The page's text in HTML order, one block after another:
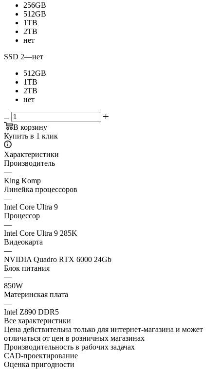
256GB
512GB
1TB
2TB
нет
SSD 2—нет
512GB
1TB
2TB
нет
В корзину
Купить в 1 клик
Характеристики
Производитель
—
King Komp
Линейка процессоров
—
Intel Core Ultra 9
Процессор
—
Intel Core Ultra 9 285K
Видеокарта
—
NVIDIA Quadro RTX 6000 24Gb
Блок питания
—
850W
Материнская плата
—
Intel Z890 DDR5
Все характеристики
Цена действительна только для интернет-магазина и может
отличаться от цен в розничных магазинах
Производительность в рабочих задачах
CAD-проектирование
Оценка пригодности